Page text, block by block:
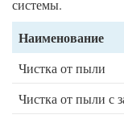
системы.
Наименование
Чистка от пыли
Чистка от пыли с